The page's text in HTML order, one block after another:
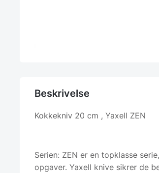
Beskrivelse
Kokkekniv 20 cm , Yaxell ZEN
Serien: ZEN er en topklasse
opgaver. Yaxell knive sikrer de